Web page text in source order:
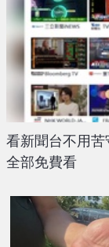
看新聞台不用
全部免費看